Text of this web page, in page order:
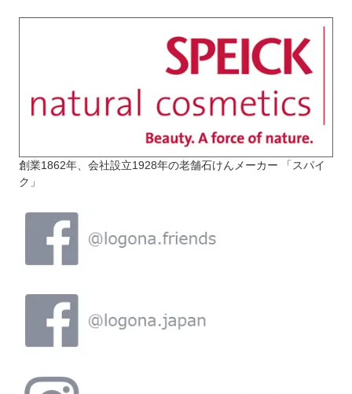
創業1862年、会社設立1928年の老舗石けんメーカー 「スパイ
ク」